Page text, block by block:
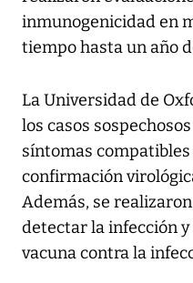
inmunogenicidad en
tiempo hasta un año
La Universidad de
los casos
síntomas
confirmación
Además, se
detectar la infección
vacuna contra la